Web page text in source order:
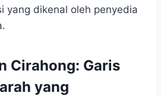
yang dikenal oleh penyedia
Cirahong: Garis
yang